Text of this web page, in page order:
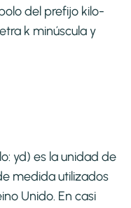
del prefijo kilo-
k minúscula y
yd) es la unidad de
medida utilizados
Unido. En casi